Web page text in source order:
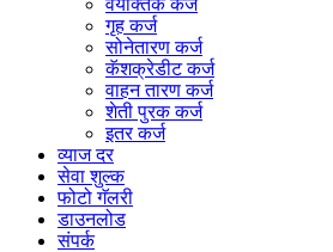
वैयक्तिक कर्ज
गृह कर्ज
सोनेतारण कर्ज
कॅशक्रेडीट कर्ज
वाहन तारण कर्ज
शेती पुरक कर्ज
इतर कर्ज
व्याज दर
सेवा शुल्क
फोटो गॅलरी
डाउनलोड
संपर्क